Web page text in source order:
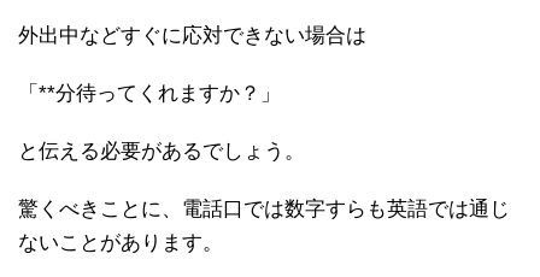
外出中などすぐに応対できない場合は
「**分待ってくれますか？」
と伝える必要があるでしょう。
驚くべきことに、電話口では数字すらも英語では通じ
ないことがあります。